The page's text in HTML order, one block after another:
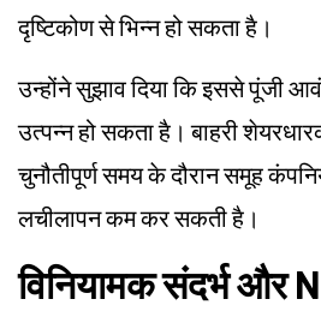
दृष्टिकोण से भिन्न हो सकता है।
उन्होंने सुझाव दिया कि इससे पूंजी
उत्पन्न हो सकता है। बाहरी
चुनौतीपूर्ण समय के दौरान समूह
लचीलापन कम कर सकती है।
विनियामक संदर्भ और